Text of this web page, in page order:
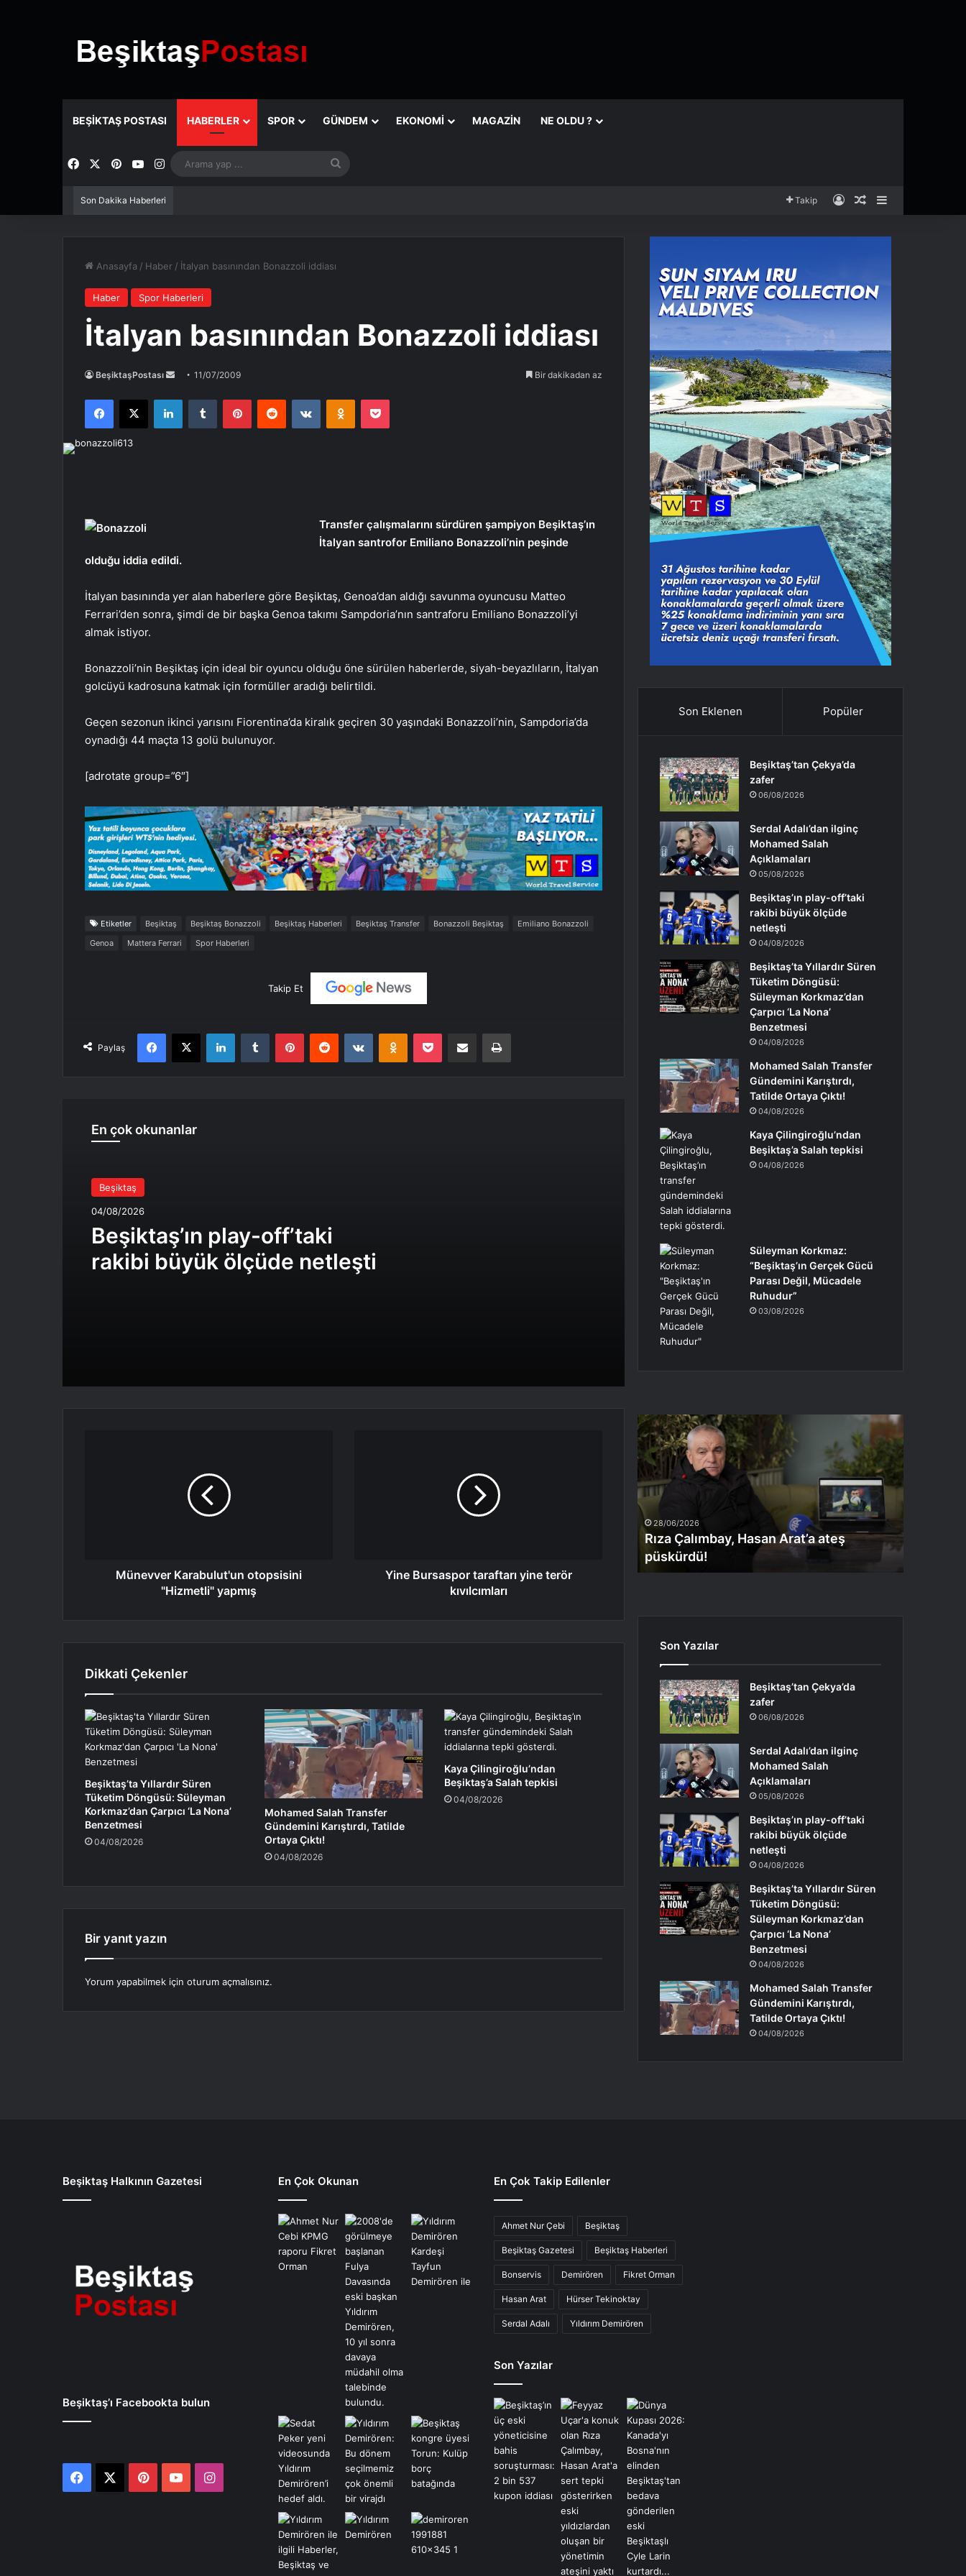
BEŞIKTAŞ POSTASI HABERLER SPOR GÜNDEM EKONOMI MAGAZIN NE OLDU ?
FacebookPinterestYouTube
Instagram
Son Dakika Haberleri Takip Kayıt OlRastgele Makale
Kenar Bölmesi
Anasayfa / Haber / İtalyan basınından Bonazzoli iddiası
Haber Spor Haberleri
İtalyan basınından Bonazzoli iddiası
BeşiktaşPostası
Bir
göndermek
11/07/2009 Bir dakikadan az
Facebook
X LinkedInTumblr PinterestReddit VKontakteOdnoklassniki
Pocket
Transfer çalışmalarını sürdüren şampiyon Beşiktaş’ın
İtalyan santrofor Emiliano Bonazzoli’nin peşinde
olduğu iddia edildi.
İtalyan basınında yer alan haberlere göre Beşiktaş, Genoa’dan aldığı savunma oyuncusu Matteo
Ferrari’den sonra, şimdi de bir başka Genoa takımı Sampdoria’nın santraforu Emiliano Bonazzoli’yi
almak istiyor.
Bonazzoli’nin Beşiktaş için ideal bir oyuncu olduğu öne sürülen haberlerde, siyah-beyazlıların, İtalyan
golcüyü kadrosuna katmak için formüller aradığı belirtildi.
Geçen sezonun ikinci yarısını Fiorentina’da kiralık geçiren 30 yaşındaki Bonazzoli’nin, Sampdoria’da
oynadığı 44 maçta 13 golü bulunuyor.
[adrotate group=”6″]
Etiketler Beşiktaş Beşiktaş Bonazzoli Beşiktaş Haberleri Beşiktaş Transfer Bonazzoli Beşiktaş
Emiliano Bonazzoli
Genoa
Mattera Ferrari Spor Haberleri
Takip Et
Paylaş
Facebook
X LinkedInTumblr PinterestReddit VKontakteOdnoklassniki
Pocket E-Posta ile paylaş Yazdır
En çok okunanlar
Beşiktaş
04/08/2026
Beşiktaş’ın play-off’taki
rakibi büyük ölçüde netleşti
ölçüde netleşti
Karaiskakis Stadyumu Yunanistan’da
Zeibekiko Nedir? Zeybek ile Aynı
Dokuz Vuruş
Münevver Karabulut'un otopsisini
"Hizmetli" yapmış
Yine Bursaspor taraftarı yine terör
kıvılcımları
Dikkati Çekenler
Beşiktaş’ta Yıllardır Süren
Tüketim Döngüsü: Süleyman
Korkmaz’dan Çarpıcı ‘La Nona’
Benzetmesi
04/08/2026
Mohamed Salah Transfer
Gündemini Karıştırdı, Tatilde
Ortaya Çıktı!
04/08/2026
Kaya Çilingiroğlu’ndan
Beşiktaş’a Salah tepkisi
04/08/2026
Bir yanıt yazın
Yorum yapabilmek için oturum açmalısınız.
Son Eklenen Popüler
Beşiktaş’tan Çekya’da
zafer
06/08/2026
Serdal Adalı’dan ilginç
Mohamed Salah
Açıklamaları
05/08/2026
Beşiktaş’ın play-off’taki
rakibi büyük ölçüde
netleşti
04/08/2026
Beşiktaş’ta Yıllardır Süren
Tüketim Döngüsü:
Süleyman Korkmaz’dan
Çarpıcı ‘La Nona’
Benzetmesi
04/08/2026
Mohamed Salah Transfer
Gündemini Karıştırdı,
Tatilde Ortaya Çıktı!
04/08/2026
Kaya Çilingiroğlu’ndan
Beşiktaş’a Salah tepkisi
04/08/2026
Süleyman Korkmaz:
“Beşiktaş’ın Gerçek Gücü
Parası Değil, Mücadele
Ruhudur”
03/08/2026
Rıza
Çalımbay,
Hasan
Arat’a
ateş
püskürdü!
28/06/2026
Rıza Çalımbay, Hasan Arat’a ateş
püskürdü!
Son Yazılar
Beşiktaş’tan Çekya’da
zafer
06/08/2026
Serdal Adalı’dan ilginç
Mohamed Salah
Açıklamaları
05/08/2026
Beşiktaş’ın play-off’taki
rakibi büyük ölçüde
netleşti
04/08/2026
Beşiktaş’ta Yıllardır Süren
Tüketim Döngüsü:
Süleyman Korkmaz’dan
Çarpıcı ‘La Nona’
Benzetmesi
04/08/2026
Mohamed Salah Transfer
Gündemini Karıştırdı,
Tatilde Ortaya Çıktı!
04/08/2026
Beşiktaş Halkının Gazetesi
Beşiktaş’ı Facebookta bulun
Facebook PinterestYouTubeInstagram
En Çok Okunan En Çok Takip Edilenler
Ahmet Nur Çebi Beşiktaş
Beşiktaş Gazetesi Beşiktaş Haberleri
Bonservis Demirören Fikret Orman
Hasan Arat Hürser Tekinoktay
Serdal Adalı Yıldırım Demirören
Son Yazılar